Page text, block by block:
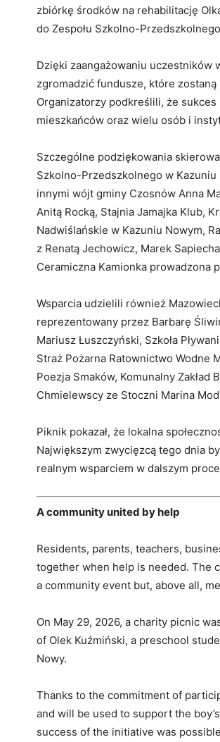
zbiórkę środków na rehabilitację
do Zespołu Szkolno-
Dzięki zaangażowaniu uczestników
zgromadzić fundusze, które
Organizatorzy podkreślili, że
mieszkańców oraz wielu osób i
Szczególne podziękowania
Szkolno-Przedszkolnego w
innymi wójt gminy Czosnów Anna
Anitą Rocką, Stajnia Jamajka Klub,
Nadwiślańskie w Kazuniu Nowym,
z Renatą Jechowicz, Marek
Ceramiczna Kamionka prowadzona
Wsparcia udzielili również
reprezentowany przez Barbarę
Mariusz Łuszczyński, Szkoła
Straż Pożarna Ratownictwo Wodne
Poezja Smaków, Komunalny
Chmielewscy ze Stoczni Marina
Piknik pokazał, że lokalna
Największym zwycięzcą tego dnia
realnym wsparciem w dalszym
A community united by help
Residents, parents, teachers,
together when help is needed. The
a community event but, above all,
On May 29, 2026, a charity picnic
of Olek Kuźmiński, a preschool
Nowy.
Thanks to the commitment of
and will be used to support the
success of the initiative was